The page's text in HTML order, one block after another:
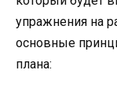
упражнения на
основные
плана: